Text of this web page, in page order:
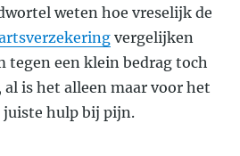
weten hoe vreselijk de
vergelijken
tegen een klein bedrag toch
is het alleen maar voor het
hulp bij pijn.